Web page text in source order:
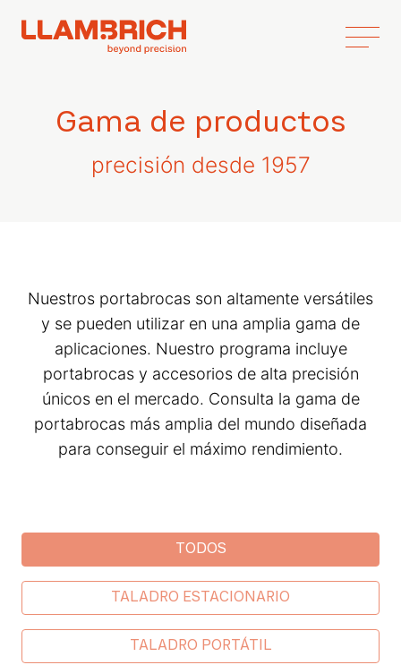
Gama de productos
precisión desde 1957
Nuestros portabrocas son altamente versátiles
y se pueden utilizar en una amplia gama de
aplicaciones. Nuestro programa incluye
portabrocas y accesorios de alta precisión
únicos en el mercado. Consulta la gama de
portabrocas más amplia del mundo diseñada
para conseguir el máximo rendimiento.
Industrial categories
TODOS
TALADRO ESTACIONARIO
TALADRO PORTÁTIL